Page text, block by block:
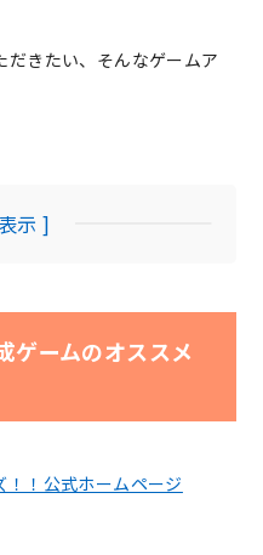
きたい、そんなゲームア
示 ]
ゲームのオススメ
！！公式ホームページ